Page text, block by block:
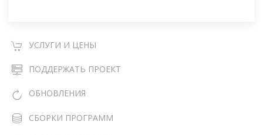
УСЛУГИ И ЦЕНЫ
ПОДДЕРЖАТЬ ПРОЕКТ
ОБНОВЛЕНИЯ
СБОРКИ ПРОГРАММ